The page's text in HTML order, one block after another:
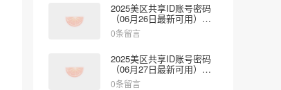
2025美区共享ID账号密码
（06月26日最新可用）免
费登录App Store
0条留言
2025美区共享ID账号密码
（06月27日最新可用）免
费登录App Store
0条留言